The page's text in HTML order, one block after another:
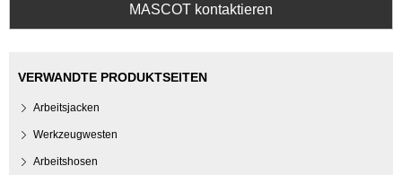
MASCOT kontaktieren
VERWANDTE PRODUKTSEITEN
Arbeitsjacken
Werkzeugwesten
Arbeitshosen